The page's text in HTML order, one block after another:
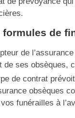
de
de
ses obsèques,
de contrat
obsèques
funérailles à